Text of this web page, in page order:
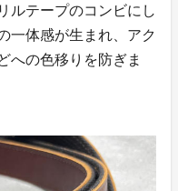
ルテープのコンビにし
一体感が生まれ、アク
への色移りを防ぎま